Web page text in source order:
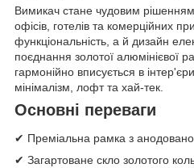
Вимикач стане чудовим рішенням
офісів, готелів та комерційних
функціональність, а й дизайн
поєднання золотої алюмінієвої
гармонійно вписується в
мінімалізм, лофт та хай-тек.
Основні переваги
✔ Преміальна рамка з
✔ Загартоване скло золотого